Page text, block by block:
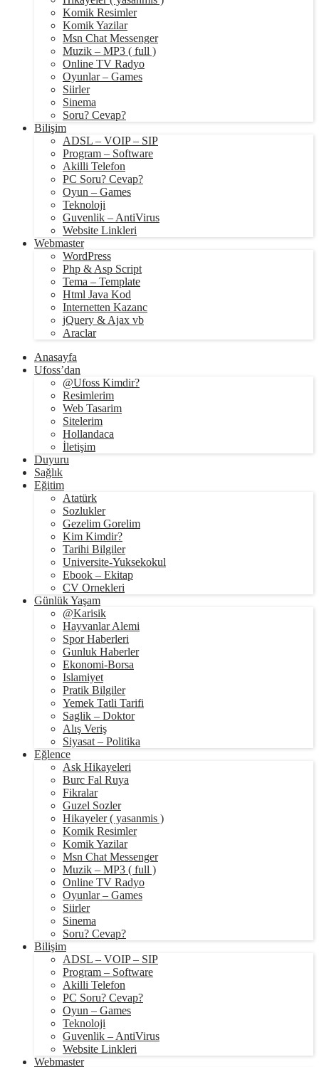
Komik Resimler
Komik Yazilar
Msn Chat Messenger
Muzik – MP3 ( full )
Online TV Radyo
Oyunlar – Games
Siirler
Sinema
Soru? Cevap?
Bilişim
ADSL – VOIP – SIP
Program – Software
Akilli Telefon
PC Soru? Cevap?
Oyun – Games
Teknoloji
Guvenlik – AntiVirus
Website Linkleri
Webmaster
WordPress
Php & Asp Script
Tema – Template
Html Java Kod
Internetten Kazanc
jQuery & Ajax vb
Araclar
Anasayfa
Ufoss’dan
@Ufoss Kimdir?
Resimlerim
Web Tasarim
Sitelerim
Hollandaca
İletişim
Duyuru
Sağlık
Eğitim
Atatürk
Sozlukler
Gezelim Gorelim
Kim Kimdir?
Tarihi Bilgiler
Universite-Yuksekokul
Ebook – Ekitap
CV Ornekleri
Günlük Yaşam
@Karisik
Hayvanlar Alemi
Spor Haberleri
Gunluk Haberler
Ekonomi-Borsa
Islamiyet
Pratik Bilgiler
Yemek Tatli Tarifi
Saglik – Doktor
Alış Veriş
Siyasat – Politika
Eğlence
Ask Hikayeleri
Burc Fal Ruya
Fikralar
Guzel Sozler
Hikayeler ( yasanmis )
Komik Resimler
Komik Yazilar
Msn Chat Messenger
Muzik – MP3 ( full )
Online TV Radyo
Oyunlar – Games
Siirler
Sinema
Soru? Cevap?
Bilişim
ADSL – VOIP – SIP
Program – Software
Akilli Telefon
PC Soru? Cevap?
Oyun – Games
Teknoloji
Guvenlik – AntiVirus
Website Linkleri
Webmaster